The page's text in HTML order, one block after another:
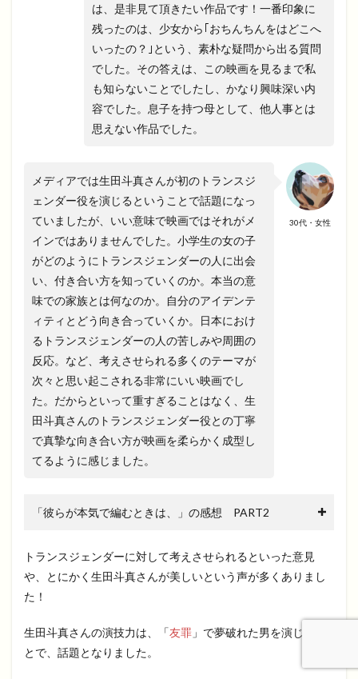
は、是非見て頂きたい作品です！一番印象に
残ったのは、少女から｢おちんちんをはどこへ
いったの？｣という、素朴な疑問から出る質問
でした。その答えは、この映画を見るまで私
も知らないことでしたし、かなり興味深い内
容でした。息子を持つ母として、他人事とは
思えない作品でした。
30代・女性
メディアでは生田斗真さんが初のトランスジ
ェンダー役を演じるということで話題になっ
ていましたが、いい意味で映画ではそれがメ
インではありませんでした。小学生の女の子
がどのようにトランスジェンダーの人に出会
い、付き合い方を知っていくのか。本当の意
味での家族とは何なのか。自分のアイデンテ
ィティとどう向き合っていくか。日本におけ
るトランスジェンダーの人の苦しみや周囲の
反応。など、考えさせられる多くのテーマが
次々と思い起こされる非常にいい映画でし
た。だからといって重すぎることはなく、生
田斗真さんのトランスジェンダー役との丁寧
で真摯な向き合い方が映画を柔らかく成型し
てるように感じました。
「彼らが本気で編むときは、」の感想 PART2
トランスジェンダーに対して考えさせられるといった意見
や、とにかく生田斗真さんが美しいという声が多くありまし
た！
生田斗真さんの演技力は、「友罪 」で夢破れた男を演じたこ
とで、話題となりました。